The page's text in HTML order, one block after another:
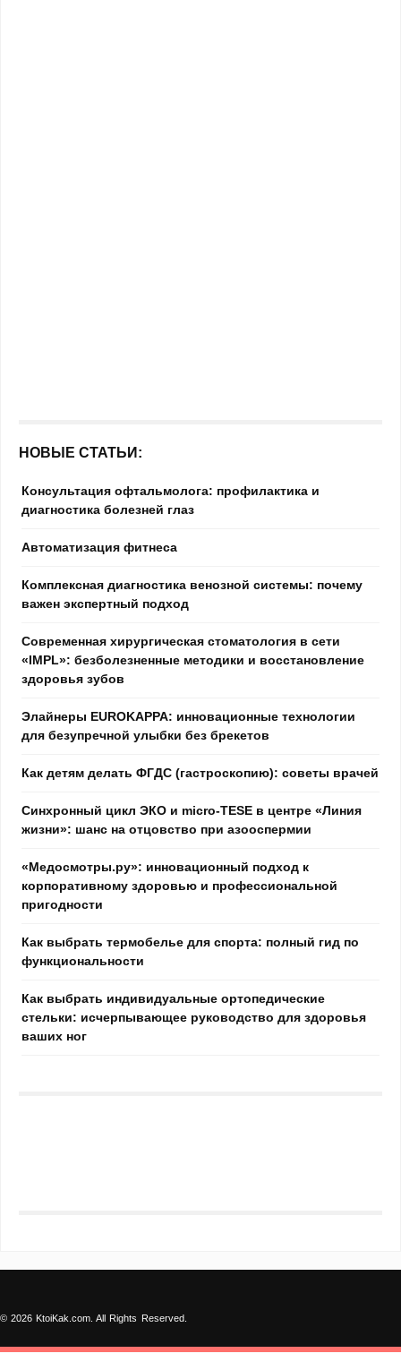
НОВЫЕ СТАТЬИ:
Консультация офтальмолога: профилактика и
диагностика болезней глаз
Автоматизация фитнеса
Комплексная диагностика венозной системы: почему
важен экспертный подход
Современная хирургическая стоматология в сети
«IMPL»: безболезненные методики и восстановление
здоровья зубов
Элайнеры EUROKAPPA: инновационные технологии
для безупречной улыбки без брекетов
Как детям делать ФГДС (гастроскопию): советы врачей
Синхронный цикл ЭКО и micro-TESE в центре «Линия
жизни»: шанс на отцовство при азооспермии
«Медосмотры.ру»: инновационный подход к
корпоративному здоровью и профессиональной
пригодности
Как выбрать термобелье для спорта: полный гид по
функциональности
Как выбрать индивидуальные ортопедические
стельки: исчерпывающее руководство для здоровья
ваших ног
© 2026 KtoiKak.com. All Rights Reserved.